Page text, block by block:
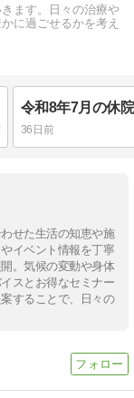
ます。日々の治療や
に過ごせるかを考え
36日前
せた生活の知恵や施
イベント情報を丁寧
。気候の変動や身体
スとお得なセミナー
することで、日々の